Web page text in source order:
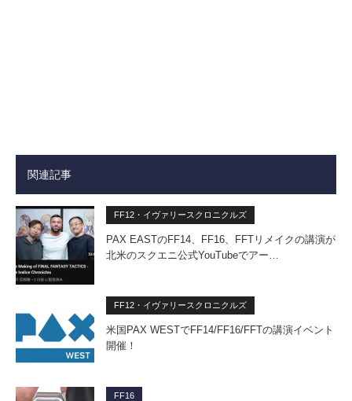
関連記事
FF12・イヴァリースクロニクルズ
PAX EASTのFF14、FF16、FFTリメイクの講演が
北米のスクエニ公式YouTubeでアー…
FF12・イヴァリースクロニクルズ
米国PAX WESTでFF14/FF16/FFTの講演イベント
開催！
FF16